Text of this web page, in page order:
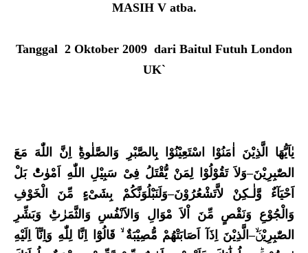
MASIH V atba.
Tanggal 2 Oktober 2009 dari Baitul Futuh London
UK`
يٰاَيُّهَا الَّذِيْنَ اٰمَنُوْا اسْتَعِيْنُوْا بِالصَّبْرِ وَالصَّلٰوةِ اِنَّ اللّٰهَ مَعَ
الصّٰبِرِيْنَ–وَلاَ تَقُوْلُوْا لِمَنْ يُّقْتَلُ فِىْ سَبِيْلِ اللّٰهِ اَمْوٰتٌ بَلْ
اَحْيَاءٌ وَّلٰـكِنْ لاَّتَشْعُرُوْنَ‏–وَلَنَبْلُوَنَّكُمْ بِشَىْءٍ مِّنَ الْخَوْفِ
وَالْجُوْعِ وَنَقْصٍ مِّنَ اْلاَ مْوَالِ وَالاََنْفُسِ وَالثَّمَرٰتِ وَبَشِّرِ
الصّٰبِرِيْنَ–الَّذِيْنَ اِذَا اَصَابَتْهُمْ مُّصِيْبَةٌ قَالُوْ ا اِنَّا لِلّٰهِ وَاِنَّا اِلَيْهِ